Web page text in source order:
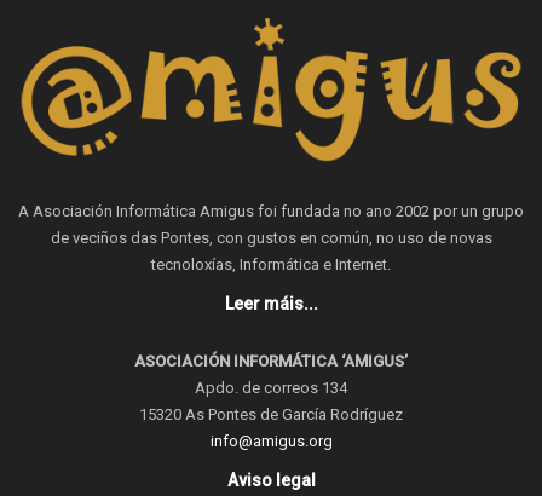
A Asociación Informática Amigus foi fundada no ano 2002 por un grupo
de veciños das Pontes, con gustos en común, no uso de novas
tecnoloxías, Informática e Internet.
Leer máis...
ASOCIACIÓN INFORMÁTICA ‘AMIGUS’
Apdo. de correos 134
15320 As Pontes de García Rodríguez
info@amigus.org
Aviso legal